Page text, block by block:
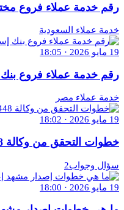
رقم خدمة عملاء فروع مختبر أنيس
خدمة عملاء السعودية
19 مايو 2026 · 18:05
رقم خدمة عملاء فروع بنك
خدمة عملاء مصر
19 مايو 2026 · 18:02
خطوات التحقق من وكالة 1448 بالخطوات الصحيحة والمتطلبات
سؤال وجواب2
19 مايو 2026 · 18:00